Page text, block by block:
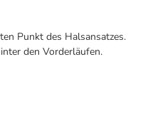
Punkt des Halsansatzes.
den Vorderläufen.